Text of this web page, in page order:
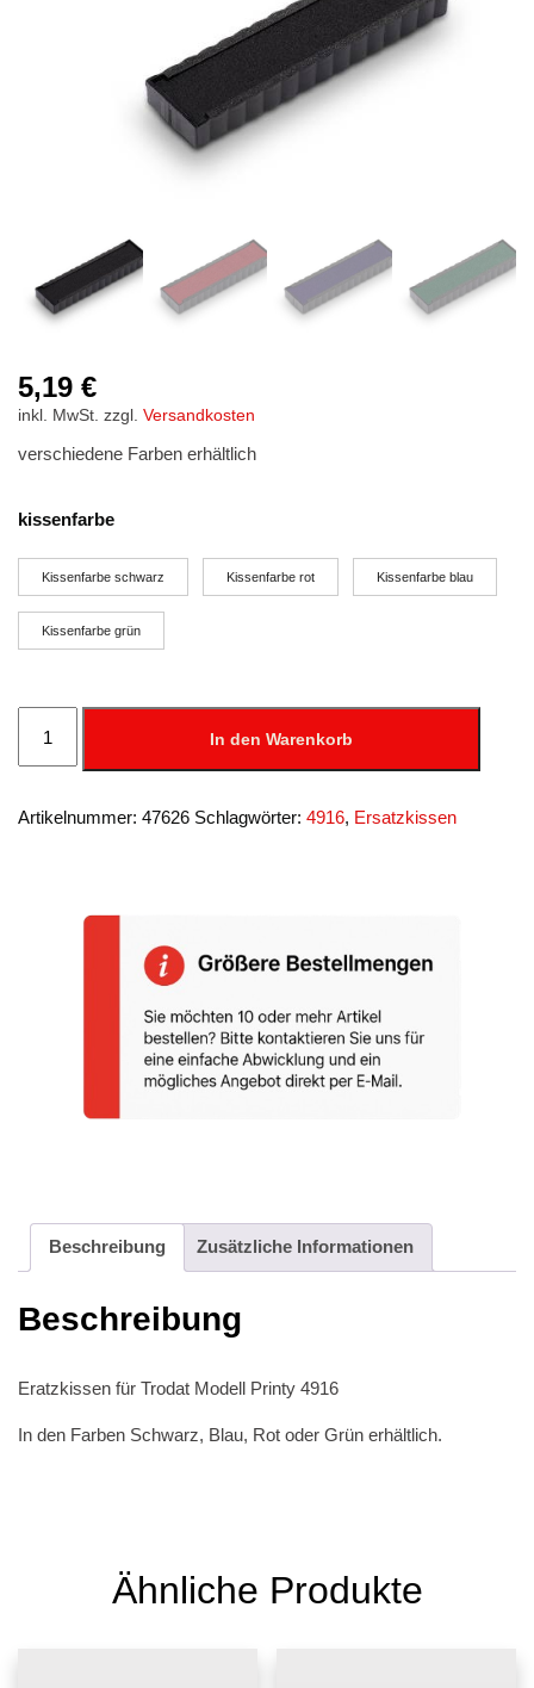
5,19 €
inkl. MwSt. zzgl. Versandkosten
verschiedene Farben erhältlich
kissenfarbe
Kissenfarbe schwarz Kissenfarbe rot Kissenfarbe blau
Kissenfarbe grün
Austauschkissen
Menge
In den Warenkorb
Artikelnummer: 47626 Schlagwörter: 4916, Ersatzkissen
Beschreibung Zusätzliche Informationen
Beschreibung
Eratzkissen für Trodat Modell Printy 4916
In den Farben Schwarz, Blau, Rot oder Grün erhältlich.
Ähnliche Produkte